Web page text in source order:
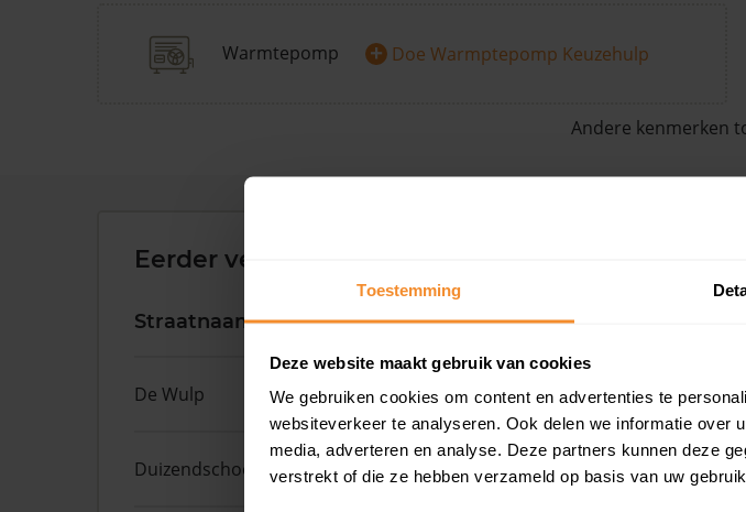
Toestemming
Deze website maakt gebruik van cookies
We gebruiken cookies om content en advertenties te
websiteverkeer te analyseren. Ook delen we informatie over
media, adverteren en analyse. Deze partners kunnen deze
verstrekt of die ze hebben verzameld op basis van uw
Warmtepomp + Doe Warmptepomp Keuzehulp
Andere kenmerken
Eerder verkochte woningen in de buurt
Straatnaam Huisnr. Woonoppervlak
De Wulp 50 164 m2
Duizendschoonstraat 33 83 m2